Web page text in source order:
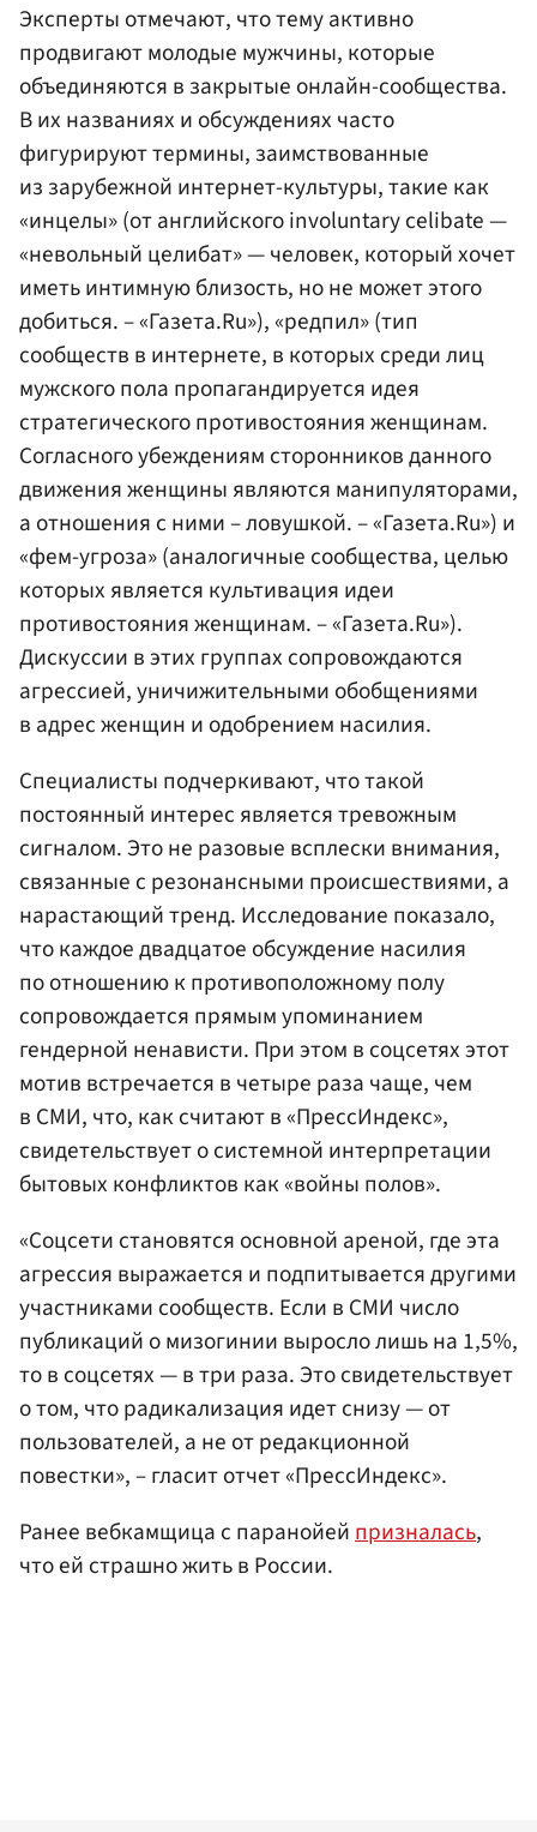
Эксперты отмечают, что тему активно
продвигают молодые мужчины, которые
объединяются в закрытые онлайн-сообщества.
В их названиях и обсуждениях часто
фигурируют термины, заимствованные
из зарубежной интернет-культуры, такие как
«инцелы» (от английского involuntary celibate —
«невольный целибат» — человек, который хочет
иметь интимную близость, но не может этого
добиться. – «Газета.Ru»), «редпил» (тип
сообществ в интернете, в которых среди лиц
мужского пола пропагандируется идея
стратегического противостояния женщинам.
Согласного убеждениям сторонников данного
движения женщины являются манипуляторами,
а отношения с ними – ловушкой. – «Газета.Ru») и
«фем-угроза» (аналогичные сообщества, целью
которых является культивация идеи
противостояния женщинам. – «Газета.Ru»).
Дискуссии в этих группах сопровождаются
агрессией, уничижительными обобщениями
в адрес женщин и одобрением насилия.
Специалисты подчеркивают, что такой
постоянный интерес является тревожным
сигналом. Это не разовые всплески внимания,
связанные с резонансными происшествиями, а
нарастающий тренд. Исследование показало,
что каждое двадцатое обсуждение насилия
по отношению к противоположному полу
сопровождается прямым упоминанием
гендерной ненависти. При этом в соцсетях этот
мотив встречается в четыре раза чаще, чем
в СМИ, что, как считают в «ПрессИндекс»,
свидетельствует о системной интерпретации
бытовых конфликтов как «войны полов».
«Соцсети становятся основной ареной, где эта
агрессия выражается и подпитывается другими
участниками сообществ. Если в СМИ число
публикаций о мизогинии выросло лишь на 1,5%,
то в соцсетях — в три раза. Это свидетельствует
о том, что радикализация идет снизу — от
пользователей, а не от редакционной
повестки», – гласит отчет «ПрессИндекс».
Ранее вебкамщица с паранойейпризналась,
что ей страшно жить в России.